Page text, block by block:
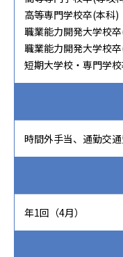
高等専門学校卒(本科)
職業能力開発大学校
職業能力開発大学校
短期大学校・専門学
時間外手当、通勤交
年1回（4月）